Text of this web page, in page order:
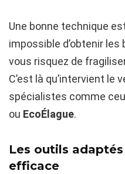
Une bonne technique
impossible d’obtenir
vous risquez de
C’est là qu’intervient le
spécialistes comme
ou EcoÉlague.
Les outils
efficace